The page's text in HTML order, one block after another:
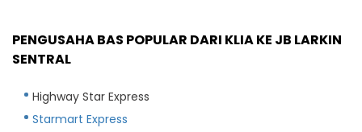
PENGUSAHA BAS POPULAR DARI KLIA KE JB LARKIN
SENTRAL
Highway Star Express
Starmart Express